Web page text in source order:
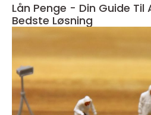
Lån Penge - Din Guide Til
Bedste Løsning